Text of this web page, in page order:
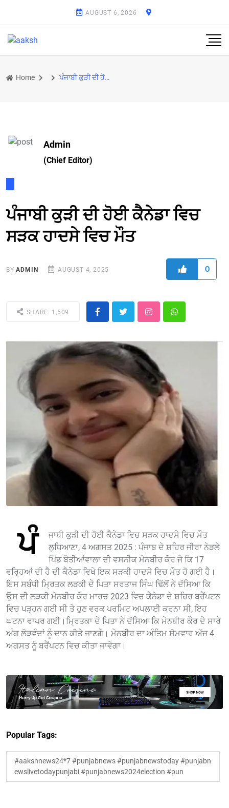
AUGUST 6, 2026
Home ਪੰਜਾਬੀ ਕੁੜੀ ਦੀ ਹੋਈ ਕੈਨੇਡਾ ਵਿਚ ਸੜਕ ਹਾਦਸੇ ਵਿਚ ਮੌਤ
Admin
(Chief Editor)
ਪੰਜਾਬੀ ਕੁੜੀ ਦੀ ਹੋਈ ਕੈਨੇਡਾ ਵਿਚ
ਸੜਕ ਹਾਦਸੇ ਵਿਚ ਮੌਤ
BYADMIN AUGUST 4, 2025 0
SHARE: 1,509
ਪੰ
ਜਾਬੀ ਕੁੜੀ ਦੀ ਹੋਈ ਕੈਨੇਡਾ ਵਿਚ ਸੜਕ ਹਾਦਸੇ ਵਿਚ ਮੌਤ
ਲੁਧਿਆਣਾ, 4 ਅਗਸਤ 2025 : ਪੰਜਾਬ ਦੇ ਸ਼ਹਿਰ ਜੀਰਾ ਨੇੜਲੇ
ਪਿੰਡ ਬੋਤੀਆਂਵਾਲਾ ਦੀ ਵਸਨੀਕ ਮੇਨਬੀਰ ਕੌਰ ਜੋ ਕਿ 17
ਵਰ੍ਹਿਆਂ ਦੀ ਹੈ ਦੀ ਕੈਨੇਡਾ ਵਿਖੇ ਇਕ ਸੜਕੀ ਹਾਦਸੇ ਵਿਚ ਮੌਤ ਹੋ ਗਈ ਹੈ।
ਇਸ ਸਬੰਧੀ ਮ੍ਰਿਤਕ ਲੜਕੀ ਦੇ ਪਿਤਾ ਸਰਤਾਜ ਸਿੰਘ ਢਿੱਲੋਂ ਨੇ ਦੱਸਿਆ ਕਿ
ਉਸ ਦੀ ਲੜਕੀ ਮੇਨਬੀਰ ਕੌਰ ਮਾਰਚ 2023 ਵਿਚ ਕੈਨੇਡਾ ਦੇ ਸ਼ਹਿਰ ਬਰੈਂਪਟਨ
ਵਿਚ ਪੜ੍ਹਨ ਗਈ ਸੀ ਤੇ ਹੁਣ ਵਰਕ ਪਰਮਿਟ ਅਪਲਾਈ ਕਰਨਾ ਸੀ, ਇਹ
ਘਟਨਾ ਵਾਪਰ ਗਈ।ਮ੍ਰਿਤਕਾ ਦੇ ਪਿਤਾ ਨੇ ਦੱਸਿਆ ਕਿ ਮੇਨਬੀਰ ਕੌਰ ਦੇ ਸਾਰੇ
ਅੰਗ ਲੋੜਵੰਦਾਂ ਨੂੰ ਦਾਨ ਕੀਤੇ ਜਾਣਗੇ। ਮੇਨਬੀਰ ਦਾ ਅੰਤਿਮ ਸੋਮਵਾਰ ਅੱਜ 4
ਅਗਸਤ ਨੂੰ ਬਰੈਂਪਟਨ ਵਿਚ ਕੀਤਾ ਜਾਵੇਗਾ।
Popular Tags:
#aakshnews24*7 #punjabnews #punjabnewstoday #punjabn
ewslivetodaypunjabi #punjabnews2024election #pun